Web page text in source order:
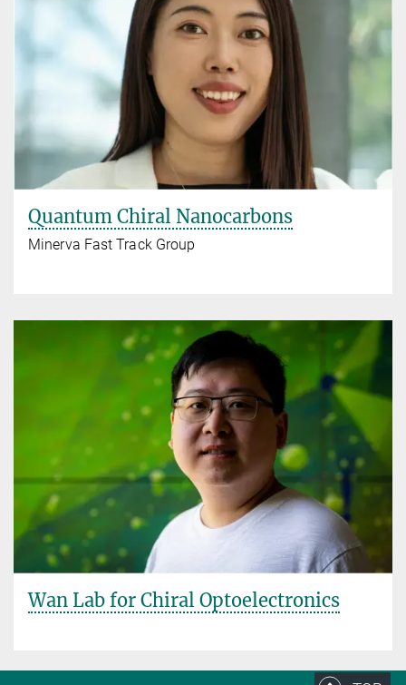
Quantum Chiral Nanocarbons
Minerva Fast Track Group
Wan Lab for Chiral Optoelectronics